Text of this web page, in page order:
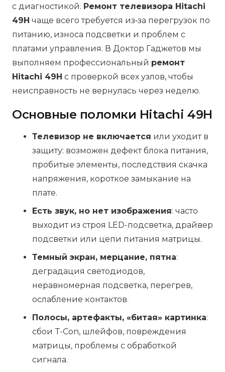
с диагностикой. Ремонт телевизора Hitachi
49H чаще всего требуется из‑за перегрузок по
питанию, износа подсветки и проблем с
платами управления. В Доктор Гаджетов мы
выполняем профессиональный ремонт
Hitachi 49H с проверкой всех узлов, чтобы
неисправность не вернулась через неделю.
Основные поломки Hitachi 49H
Телевизор не включается или уходит в
защиту: возможен дефект блока питания,
пробитые элементы, последствия скачка
напряжения, короткое замыкание на
плате.
Есть звук, но нет изображения: часто
выходит из строя LED-подсветка, драйвер
подсветки или цепи питания матрицы.
Темный экран, мерцание, пятна:
деградация светодиодов,
неравномерная подсветка, перегрев,
ослабление контактов.
Полосы, артефакты, «битая» картинка:
сбои T-Con, шлейфов, повреждения
матрицы, проблемы с обработкой
сигнала.